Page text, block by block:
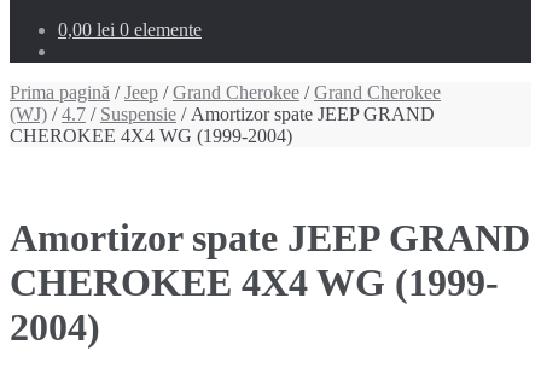
0,00 lei 0 elemente
Prima pagină /Jeep /Grand Cherokee /Grand Cherokee
(WJ) /4.7 / Suspensie / Amortizor spate JEEP GRAND
CHEROKEE 4X4 WG (1999-2004)
Amortizor spate JEEP GRAND
CHEROKEE 4X4 WG (1999-
2004)